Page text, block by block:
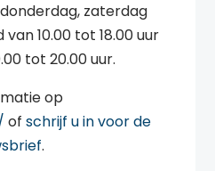
zaterdag
10.00 tot 18.00 uur
tot 20.00 uur.
op
ofschrijf u in voor de
.